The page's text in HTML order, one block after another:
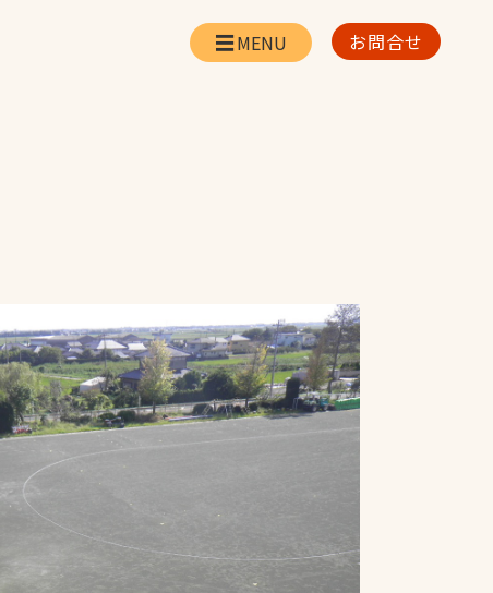
覧
アスリートパートナ
ー
採用情報
プライバシーポリシ
お問合せ